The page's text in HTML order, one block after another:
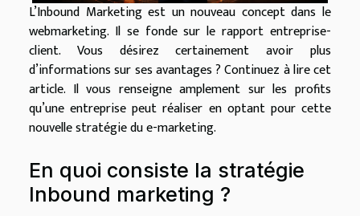
L’Inbound Marketing est un nouveau concept dans le
webmarketing. Il se fonde sur le rapport entreprise-
client. Vous désirez certainement avoir plus
d’informations sur ses avantages ? Continuez à lire cet
article. Il vous renseigne amplement sur les profits
qu’une entreprise peut réaliser en optant pour cette
nouvelle stratégie du e-marketing.
En quoi consiste la stratégie
Inbound marketing ?